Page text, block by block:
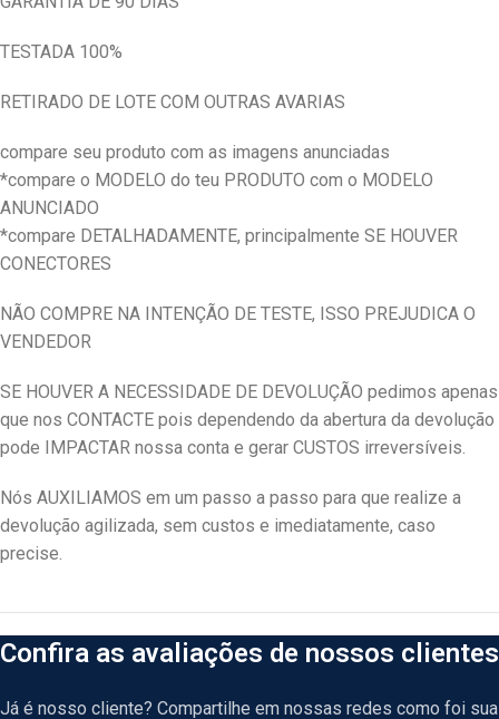
TESTADA 100%
RETIRADO DE LOTE COM OUTRAS AVARIAS
compare seu produto com as imagens anunciadas
*compare o MODELO do teu PRODUTO com o MODELO
ANUNCIADO
*compare DETALHADAMENTE, principalmente SE HOUVER
CONECTORES
NÃO COMPRE NA INTENÇÃO DE TESTE, ISSO PREJUDICA O
VENDEDOR
SE HOUVER A NECESSIDADE DE DEVOLUÇÃO pedimos apenas
que nos CONTACTE pois dependendo da abertura da devolução
pode IMPACTAR nossa conta e gerar CUSTOS irreversíveis.
Nós AUXILIAMOS em um passo a passo para que realize a
devolução agilizada, sem custos e imediatamente, caso
precise.
Confira as avaliações de nossos clientes
Já é nosso cliente? Compartilhe em nossas redes como foi sua